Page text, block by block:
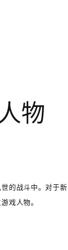
物
的战斗中。对于新
戏人物。